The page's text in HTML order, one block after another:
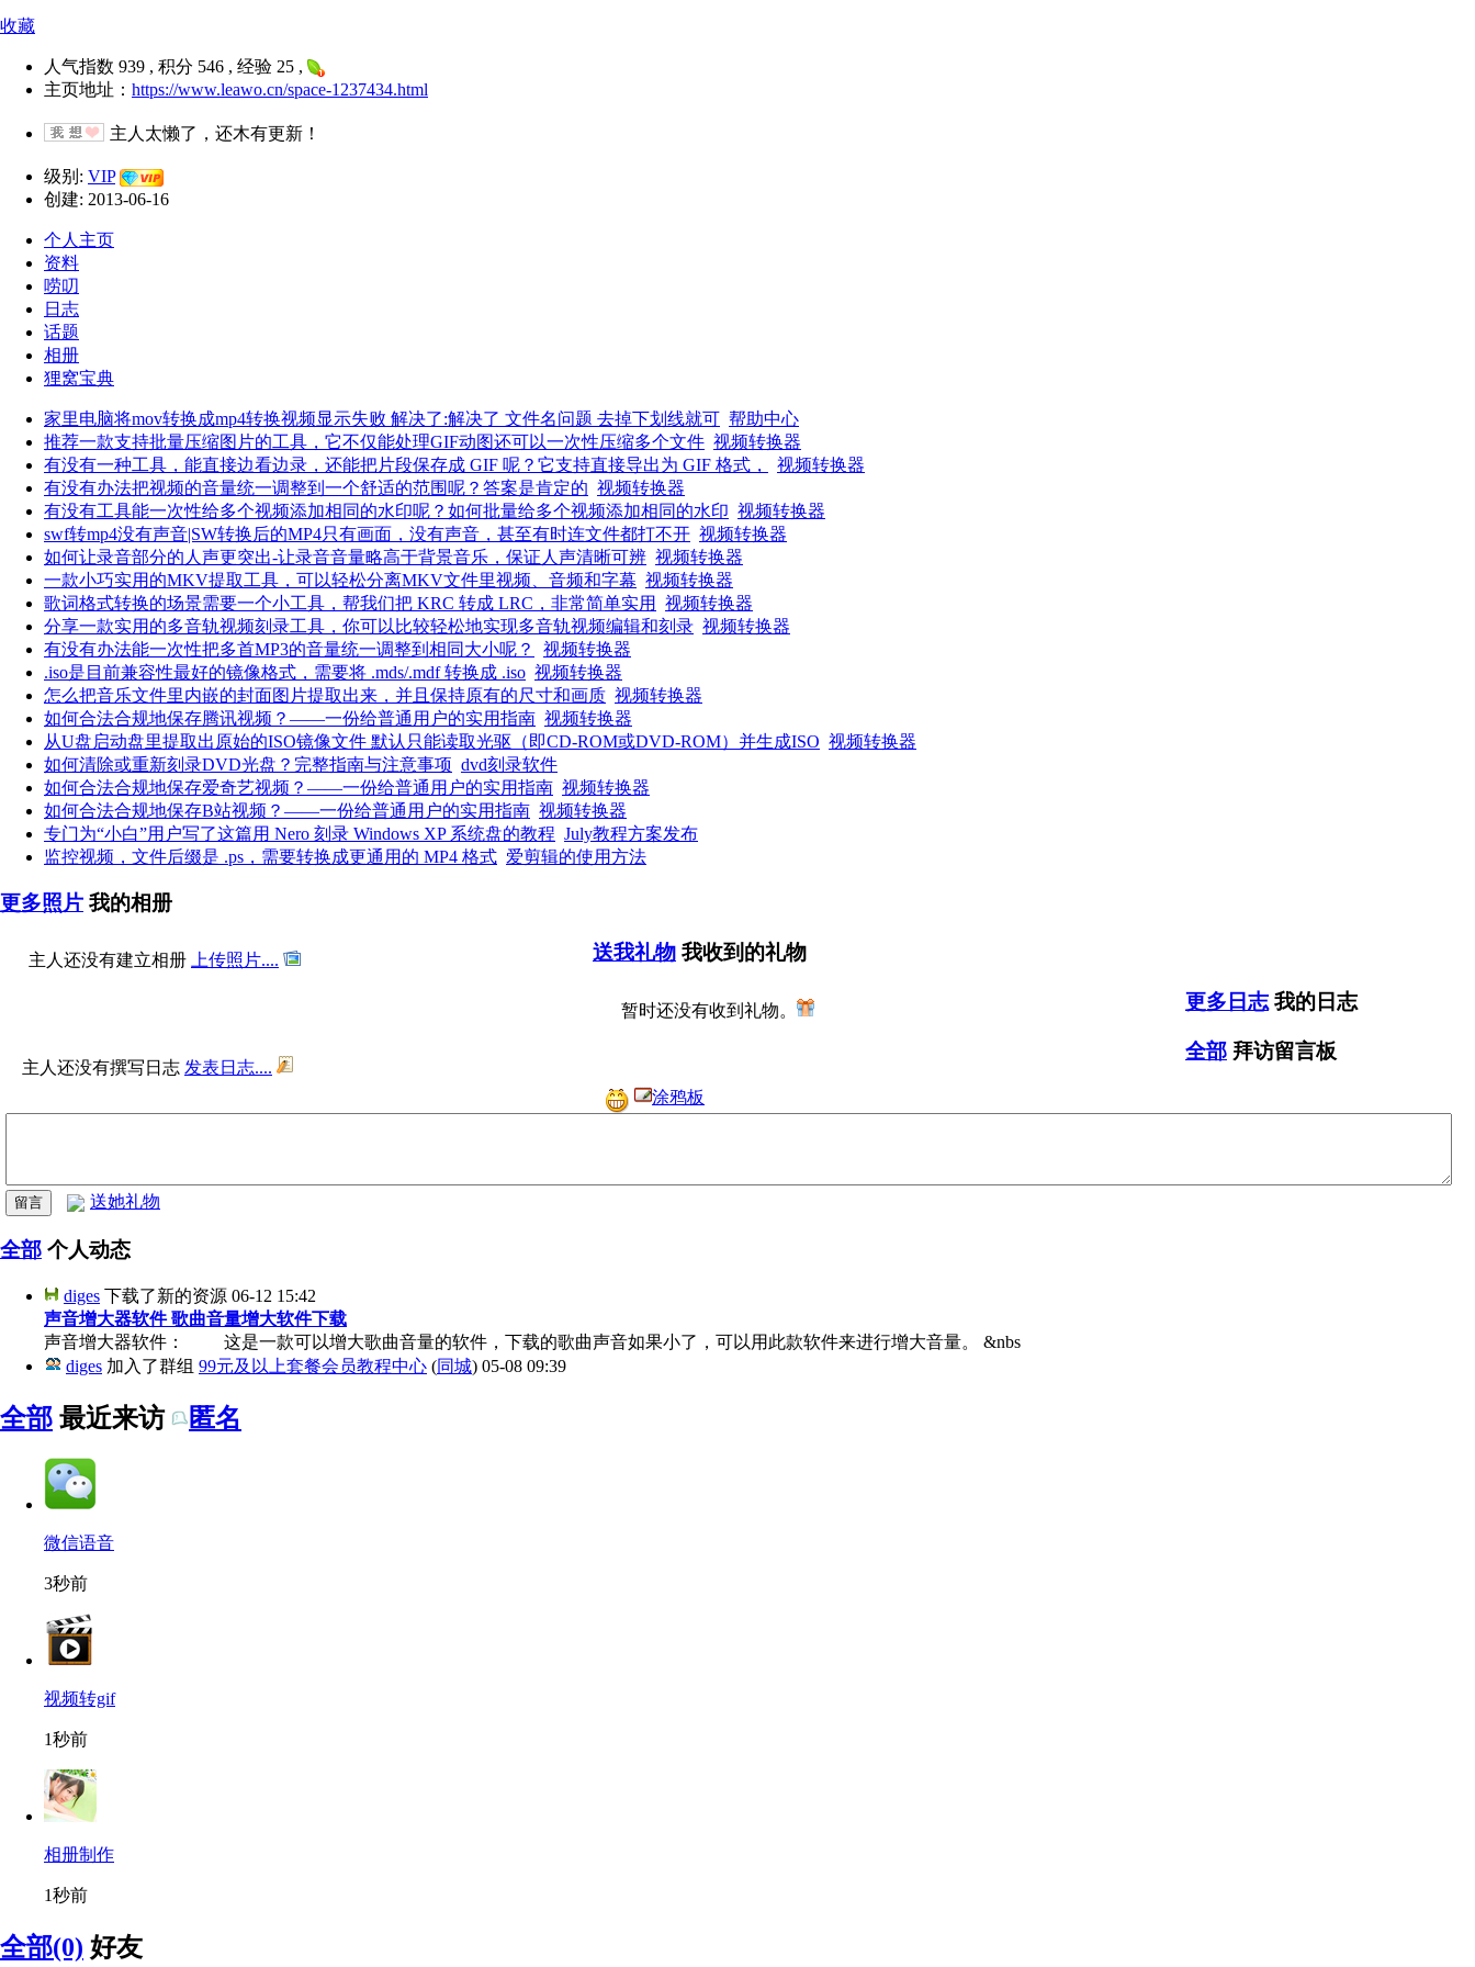
收藏
人气指数 939 , 积分 546 , 经验 25 ,
主页地址： https://www.leawo.cn/space-1237434.html
主人太懒了，还木有更新！
级别: VIP
创建: 2013-06-16
个人主页
资料
唠叨
日志
话题
相册
狸窝宝典
家里电脑将mov转换成mp4转换视频显示失败 解决了:解决了 文件名问题 去掉下划线就可 帮助中心
推荐一款支持批量压缩图片的工具，它不仅能处理GIF动图还可以一次性压缩多个文件 视频转换器
有没有一种工具，能直接边看边录，还能把片段保存成 GIF 呢？它支持直接导出为 GIF 格式，
视频转换器
有没有办法把视频的音量统一调整到一个舒适的范围呢？答案是肯定的 视频转换器
有没有工具能一次性给多个视频添加相同的水印呢？如何批量给多个视频添加相同的水印 视频转换器
swf转mp4没有声音|SW转换后的MP4只有画面，没有声音，甚至有时连文件都打不开 视频转换器
如何让录音部分的人声更突出-让录音音量略高于背景音乐，保证人声清晰可辨 视频转换器
一款小巧实用的MKV提取工具，可以轻松分离MKV文件里视频、音频和字幕 视频转换器
歌词格式转换的场景需要一个小工具，帮我们把 KRC 转成 LRC，非常简单实用
视频转换器
分享一款实用的多音轨视频刻录工具，你可以比较轻松地实现多音轨视频编辑和刻录 视频转换器
有没有办法能一次性把多首MP3的音量统一调整到相同大小呢？
视频转换器
.iso是目前兼容性最好的镜像格式，需要将 .mds/.mdf 转换成 .iso 视频转换器
怎么把音乐文件里内嵌的封面图片提取出来，并且保持原有的尺寸和画质 视频转换器
如何合法合规地保存腾讯视频？——一份给普通用户的实用指南 视频转换器
从U盘启动盘里提取出原始的ISO镜像文件 默认只能读取光驱（即CD-ROM或DVD-ROM）并生成ISO 视频转换器
如何清除或重新刻录DVD光盘？完整指南与注意事项 dvd刻录软件
如何合法合规地保存爱奇艺视频？——一份给普通用户的实用指南 视频转换器
如何合法合规地保存B站视频？——一份给普通用户的实用指南 视频转换器
专门为“小白”用户写了这篇用 Nero 刻录 Windows XP 系统盘的教程 July教程方案发布
监控视频，文件后缀是 .ps，需要转换成更通用的 MP4 格式 爱剪辑的使用方法
更多照片 我的相册
主人还没有建立相册 上传照片.... 送我礼物 我收到的礼物
暂时还没有收到礼物。 更多日志 我的日志
主人还没有撰写日志 发表日志....
全部 拜访留言板
涂鸦板
送她礼物
全部 个人动态
diges 下载了新的资源 06-12 15:42
声音增大器软件 歌曲音量增大软件下载
声音增大器软件： 这是一款可以增大歌曲音量的软件，下载的歌曲声音如果小了，可以用此款软件来进行增大音量。 &nbs
diges 加入了群组 99元及以上套餐会员教程中心 (同城) 05-08 09:39
全部 最近来访 匿名
微信语音
3秒前
视频转gif
1秒前
相册制作
1秒前
全部(0) 好友